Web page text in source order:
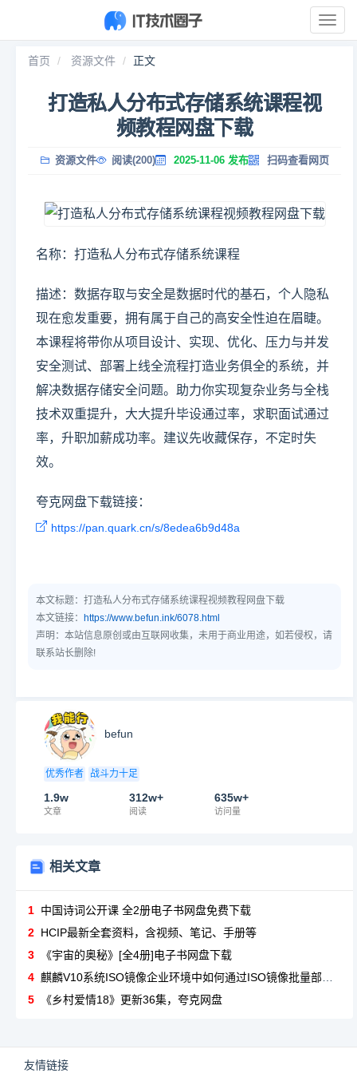
展
开
首页 资源文件 正文
打造私人分布式存储系统课程视
频教程网盘下载
资源文件 阅读(200) 2025-11-06 发布 扫码查看网页
名称：打造私人分布式存储系统课程
描述：数据存取与安全是数据时代的基石，个人隐私
现在愈发重要，拥有属于自己的高安全性迫在眉睫。
本课程将带你从项目设计、实现、优化、压力与并发
安全测试、部署上线全流程打造业务俱全的系统，并
解决数据存储安全问题。助力你实现复杂业务与全栈
技术双重提升，大大提升毕设通过率，求职面试通过
率，升职加薪成功率。建议先收藏保存，不定时失
效。
夸克网盘下载链接：
https://pan.quark.cn/s/8edea6b9d48a
本文标题： 打造私人分布式存储系统课程视频教程网盘下载
本文链接： https://www.befun.ink/6078.html
声明：本站信息原创或由互联网收集，未用于商业用途，如若侵权，请
联系站长删除!
befun
优秀作者 战斗力十足
1.9w
文章
312w+
阅读
635w+
访问量
相关文章
1 中国诗词公开课 全2册电子书网盘免费下载
2 HCIP最新全套资料，含视频、笔记、手册等
3
《宇宙的奥秘》[全4册]电子书网盘下载
4 麒麟V10系统ISO镜像企业环境中如何通过ISO镜像批量部署麒麟V10系统？
5
《乡村爱情18》更新36集，夸克网盘
友情链接